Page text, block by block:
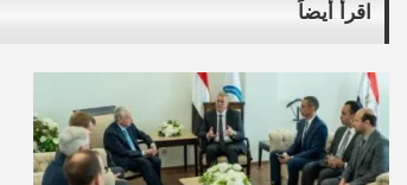
اقرأ أيضاً